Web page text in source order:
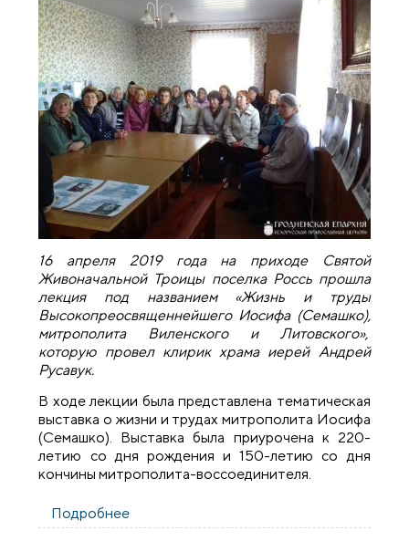
16 апреля 2019 года на приходе Святой
Живоначальной Троицы поселка Россь прошла
лекция под названием «Жизнь и труды
Высокопреосвященнейшего Иосифа (Семашко),
митрополита Виленского и Литовского»,
которую провел клирик храма иерей Андрей
Русавук.
В ходе лекции была представлена тематическая
выставка о жизни и трудах митрополита Иосифа
(Семашко). Выставка была приурочена к 220-
летию со дня рождения и 150-летию со дня
кончины митрополита-воссоединителя.
Подробнее
Россь прошла лекция, посвященная